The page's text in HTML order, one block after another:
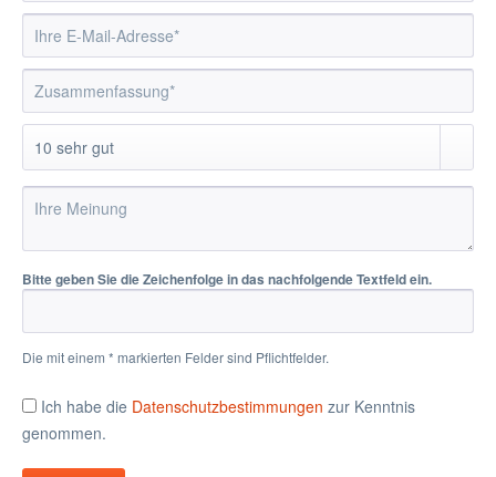
Bitte geben Sie die Zeichenfolge in das nachfolgende Textfeld ein.
Die mit einem * markierten Felder sind Pflichtfelder.
Ich habe die Datenschutzbestimmungen zur Kenntnis
genommen.